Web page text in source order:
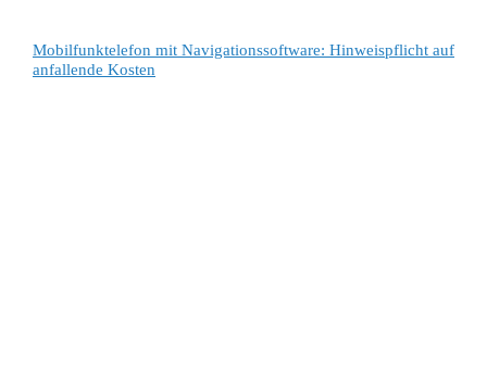
Mobilfunktelefon mit Navigationssoftware: Hinweispflicht auf
anfallende Kosten